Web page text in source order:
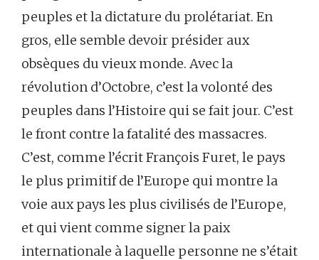
peuples et la dictature du prolétariat. En
gros, elle semble devoir présider aux
obsèques du vieux monde. Avec la
révolution d’Octobre, c’est la volonté des
peuples dans l’Histoire qui se fait jour. C’est
le front contre la fatalité des massacres.
C’est, comme l’écrit François Furet, le pays
le plus primitif de l’Europe qui montre la
voie aux pays les plus civilisés de l’Europe,
et qui vient comme signer la paix
internationale à laquelle personne ne s’était